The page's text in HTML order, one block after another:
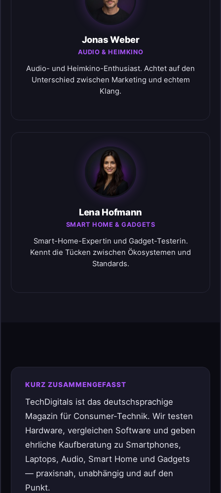
Jonas Weber
AUDIO & HEIMKINO
Audio- und Heimkino-Enthusiast. Achtet auf den
Unterschied zwischen Marketing und echtem
Klang.
Lena Hofmann
SMART HOME & GADGETS
Smart-Home-Expertin und Gadget-Testerin.
Kennt die Tücken zwischen Ökosystemen und
Standards.
KURZ ZUSAMMENGEFASST
TechDigitals ist das deutschsprachige
Magazin für Consumer-Technik. Wir testen
Hardware, vergleichen Software und geben
ehrliche Kaufberatung zu Smartphones,
Laptops, Audio, Smart Home und Gadgets
— praxisnah, unabhängig und auf den
Punkt.